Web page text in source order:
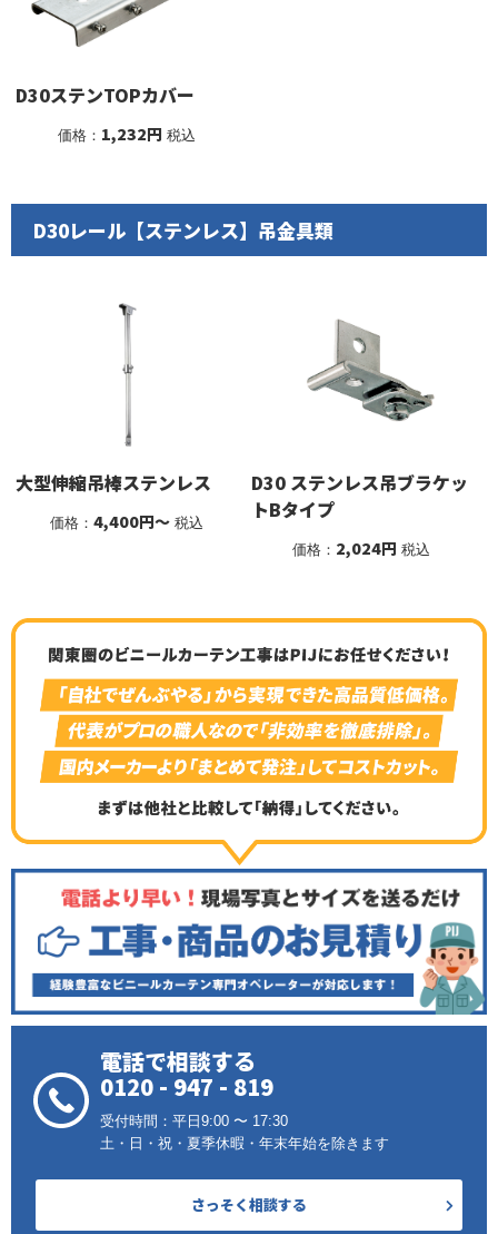
D30ステンTOPカバー
価格： 1,232円 税込
D30レール【ステンレス】吊金具類
大型伸縮吊棒ステンレス
価格： 4,400円～税込
D30 ステンレス吊ブラケッ
トBタイプ
価格： 2,024円 税込
電話で相談する
0120 - 947 - 819
受付時間：平日9:00 〜 17:30
土・日・祝・夏季休暇・年末年始を除きます
さっそく相談する